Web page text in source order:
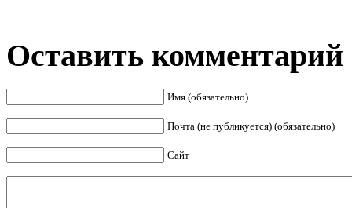
Оставить комментарий
Имя (обязательно)
Почта (не публикуется) (обязательно)
Сайт